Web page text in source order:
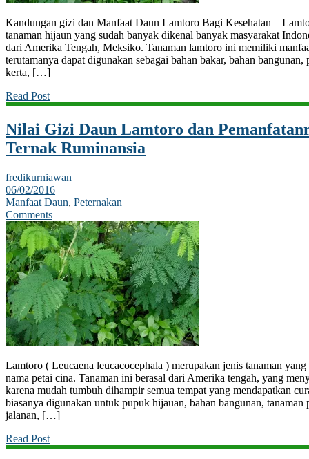
Kandungan gizi dan Manfaat Daun Lamtoro Bagi Kesehatan –
tanaman hijaun yang sudah banyak dikenal banyak masyarakat
dari Amerika Tengah, Meksiko. Tanaman lamtoro ini memiliki
terutamanya dapat digunakan sebagai bahan bakar, bahan
kerta, […]
Read Post
Nilai Gizi Daun Lamtoro dan
Ternak Ruminansia
fredikurniawan
06/02/2016
Manfaat Daun, Peternakan
Comments
Lamtoro ( Leucaena leucacocephala ) merupakan jenis tanaman
nama petai cina. Tanaman ini berasal dari Amerika tengah, yang
karena mudah tumbuh dihampir semua tempat yang mendapatkan
biasanya digunakan untuk pupuk hijauan, bahan bangunan,
jalanan, […]
Read Post